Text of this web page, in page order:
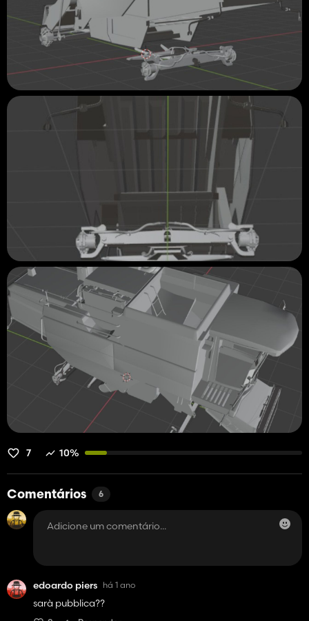
7 10%
Comentários 6
edoardo piers há 1 ano
sarà pubblica??